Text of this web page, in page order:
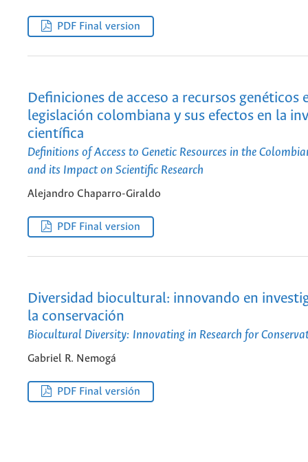
PDF Final version
Definiciones de acceso a recursos genéticos
legislación colombiana y sus efectos en la
científica
Definitions of Access to Genetic Resources in the
and its Impact on Scientific Research
Alejandro Chaparro-Giraldo
PDF Final version
Diversidad biocultural: innovando en
la conservación
Biocultural Diversity: Innovating in Research for
Gabriel R. Nemogá
PDF Final versión